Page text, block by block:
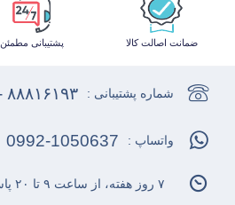
ضمانت اصالت کالا پشتیبانی مطمئن
شماره پشتیبانی : ۸۸۸۱۶۱۹۳ - ۰۲۱
واتساپ : 0992-1050637
۷ روز هفته، از ساعت ۹ تا ۲۰ پاسخگوی شما هستیم